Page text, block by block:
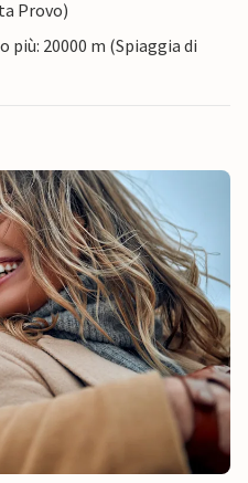
Provo)
20000 m (Spiaggia di